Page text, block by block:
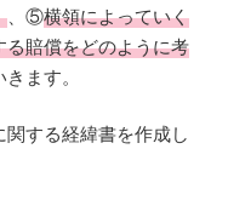
、⑤横領によっていく
る賠償をどのように考
ます。
する経緯書を作成し